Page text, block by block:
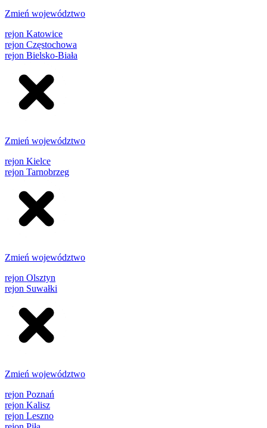
Zmień województwo
rejon Katowice
rejon Częstochowa
rejon Bielsko-Biała
Zmień województwo
rejon Kielce
rejon Tarnobrzeg
Zmień województwo
rejon Olsztyn
rejon Suwałki
Zmień województwo
rejon Poznań
rejon Kalisz
rejon Leszno